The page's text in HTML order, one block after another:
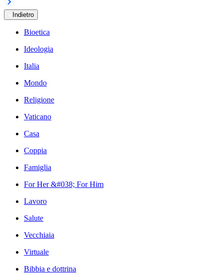
Indietro
Bioetica
Ideologia
Italia
Mondo
Religione
Vaticano
Casa
Coppia
Famiglia
For Her &#038; For Him
Lavoro
Salute
Vecchiaia
Virtuale
Bibbia e dottrina